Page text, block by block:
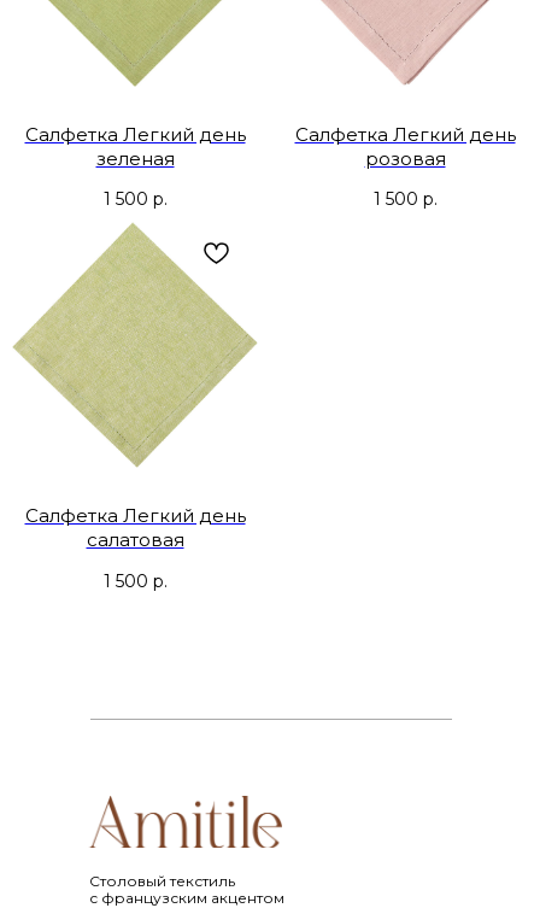
Салфетка Легкий день
зеленая
1 500 р.
Салфетка Легкий день
розовая
1 500 р.
Салфетка Легкий день
салатовая
1 500 р.
Cтоловый текстиль
с французским акцентом